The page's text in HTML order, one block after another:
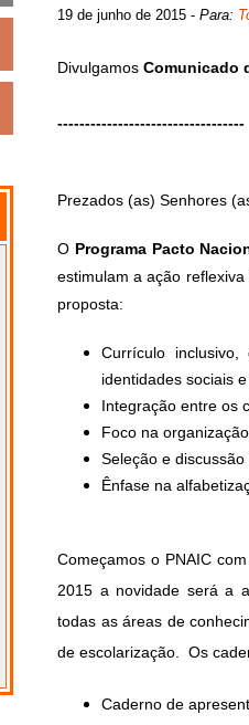
19 de junho de 2015 - Para:
DivulgamosComunicado
----------------------------------
Prezados (as) Senhores
O Programa Pacto
estimulam a ação
proposta:
Currículo
identidades sociais
Integração entre os
Foco na
Seleção e
Ênfase na
Começamos o PNAIC
2015 a novidade será a
todas as áreas de
de escolarização. Os
Caderno de